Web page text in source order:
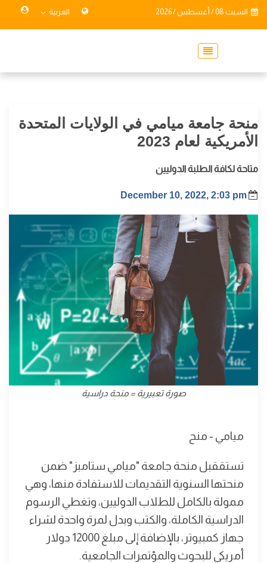
السبت 08 / أغسطس / 2026 العربية
منحة جامعة ميامي في الولايات المتحدة
الأمريكية لعام 2023
متاحة لكافة الطلبة الدوليين
December 10, 2022, 2:03 pm
صورة تعبيرية = منحة دراسية
ميامي - منح
تستققبل منحة جامعة "ميامي ستامبز" ضمن
منحتها السنوية التقديمات للاستفادة منها، وهي
ممولة بالكامل للطلاب الدوليين، وتغطي الرسوم
الدراسية الكاملة، والكتب وبدل لمرة واحدة لشراء
جهاز كمبيوتر، بالإضافة إلى مبلغ 12000 دولار
أمريكي للبحوث والمؤتمرات الجامعية.